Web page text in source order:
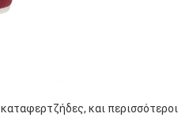
και περισσότεροι.